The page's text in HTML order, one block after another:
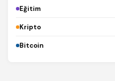
Eğitim
Kripto
Bitcoin